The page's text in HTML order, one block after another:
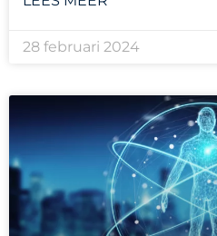
28 februari 2024